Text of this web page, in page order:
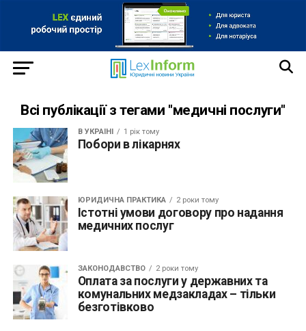
Всі публікації з тегами "медичні послуги"
В УКРАЇНІ 1 рік тому
Побори в лікарнях
ЮРИДИЧНА ПРАКТИКА 2 роки тому
Істотні умови договору про надання
медичних послуг
ЗАКОНОДАВСТВО 2 роки тому
Оплата за послуги у державних та
комунальних медзакладах – тільки
безготівково